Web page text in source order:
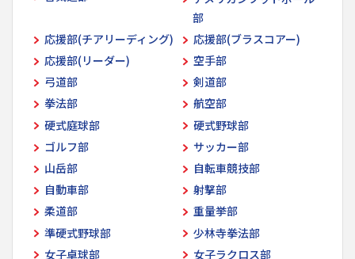
部
応援部(チアリーディング)
応援部(ブラスコアー)
応援部(リーダー)
空手部
弓道部
剣道部
拳法部
航空部
硬式庭球部
硬式野球部
ゴルフ部
サッカー部
山岳部
自転車競技部
自動車部
射撃部
柔道部
重量挙部
準硬式野球部
少林寺拳法部
女子卓球部
女子ラクロス部